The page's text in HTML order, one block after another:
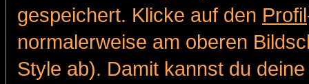
gespeichert. Klicke auf den Profil
normalerweise am oberen
Style ab). Damit kannst du